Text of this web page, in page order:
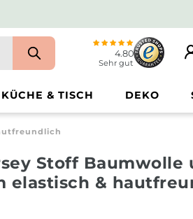
4.80
Sehr gut
KÜCHE & TISCH DEKO
Stoff Baumwolle
elastisch &